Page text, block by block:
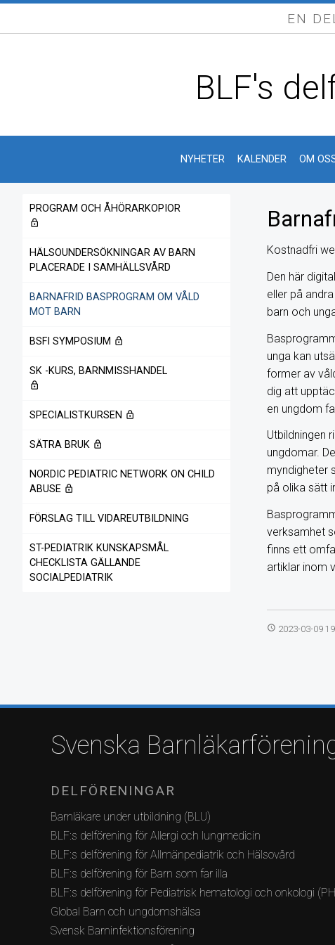
EN
BLF's
NYHETER KALENDER OM
PROGRAM OCH ÅHÖRARKOPIOR
lock_outline
HÄLSOUNDERSÖKNINGAR AV BARN
PLACERADE I SAMHÄLLSVÅRD
BARNAFRID BASPROGRAM OM VÅLD
MOT BARN
BSFI SYMPOSIUM lock_outline
SK -KURS, BARNMISSHANDEL
lock_outline
SPECIALISTKURSEN lock_outline
SÄTRA BRUK lock_outline
NORDIC PEDIATRIC NETWORK ON CHILD
ABUSE lock_outline
FÖRSLAG TILL VIDAREUTBILDNING
ST-PEDIATRIK KUNSKAPSMÅL
CHECKLISTA GÄLLANDE
SOCIALPEDIATRIK
Kostnadfri
Den här
eller på
barn och
unga kan
former av
dig att
en ungdom
Utbildningen
ungdomar.
myndigheter
på olika sätt
verksamhet
finns ett
artiklar inom
access_time 2023-03-09
Svenska
DELFÖRENINGAR
Barnläkare under utbildning (BLU)
BLF:s delförening för Allergi och lungmedicin
BLF:s delförening för Allmänpediatrik och Hälsovård
BLF:s delförening för Barn som far illa
BLF:s delförening för Pediatrisk hematologi och onkologi
Global Barn och ungdomshälsa
Svensk Barninfektionsförening